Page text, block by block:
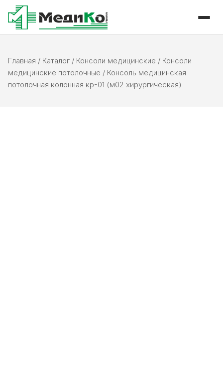
Главная / Каталог / Консоли медицинские / Консоли
медицинские потолочные / Консоль медицинская
потолочная колонная кр-01 (м02 хирургическая)